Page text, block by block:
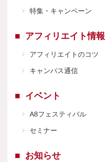
特集・キャンペーン
アフィリエイト情報
アフィリエイトのコツ
キャンパス通信
イベント
A8フェスティバル
セミナー
お知らせ